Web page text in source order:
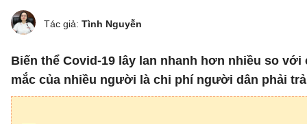
Tác giả: Tình Nguyễn
Biến thể Covid-19 lây lan nhanh hơn nhiều so
mắc của nhiều người là chi phí người dân phải